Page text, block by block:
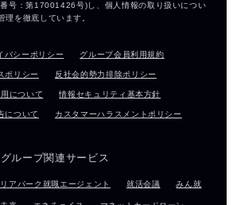
バシーポリシー グループ会員利用規約
ポリシー 反社会的勢力排除ポリシー
について 情報セキュリティ基本方針
について カスタマーハラスメントポリシー